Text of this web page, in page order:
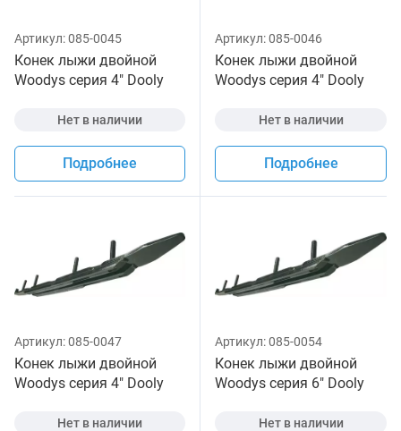
Артикул:085-0045
Конек лыжи двойной
Woodys серия 4" Dooly
Нет в наличии
Подробнее
Артикул:085-0046
Конек лыжи двойной
Woodys серия 4" Dooly
Нет в наличии
Подробнее
Артикул:085-0047
Конек лыжи двойной
Woodys серия 4" Dooly
Нет в наличии
Артикул:085-0054
Конек лыжи двойной
Woodys серия 6" Dooly
Нет в наличии